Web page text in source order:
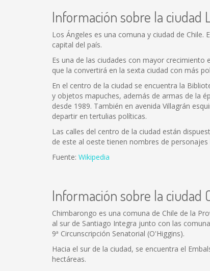
Información sobre la ciudad
Los Ángeles es una comuna y ciudad de
capital del país.
Es una de las ciudades con mayor
que la convertirá en la sexta ciudad con más
En el centro de la ciudad se encuentra la
y objetos mapuches, además de armas de la
desde 1989. También en avenida Villagrán
departir en tertulias políticas.
Las calles del centro de la ciudad están
de este al oeste tienen nombres de
Fuente: Wikipedia
Información sobre la ciudad
Chimbarongo es una comuna de Chile de la
al sur de Santiago Integra junto con las
9ª Circunscripción Senatorial (O'Higgins).
Hacia el sur de la ciudad, se encuentra el
hectáreas.